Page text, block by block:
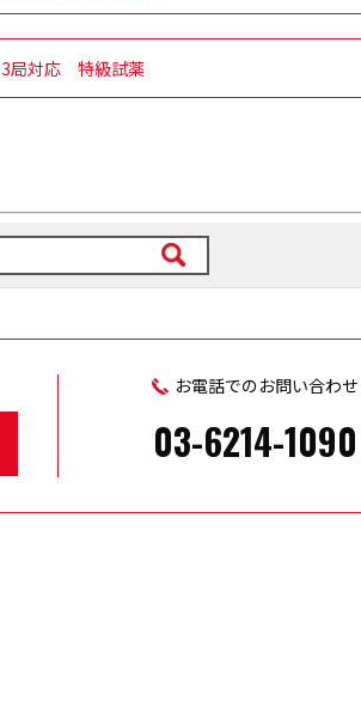
3局対応 特級試薬
お電話でのお問い合わせ
03-6214-1090